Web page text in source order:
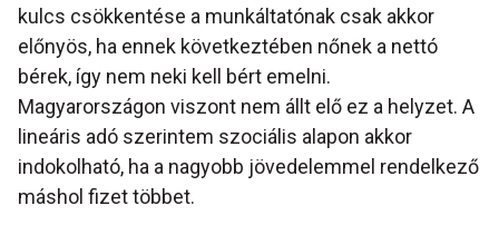
kulcs csökkentése a munkáltatónak csak akkor
előnyös, ha ennek következtében nőnek a nettó
bérek, így nem neki kell bért emelni.
Magyarországon viszont nem állt elő ez a helyzet. A
lineáris adó szerintem szociális alapon akkor
indokolható, ha a nagyobb jövedelemmel rendelkező
máshol fizet többet.